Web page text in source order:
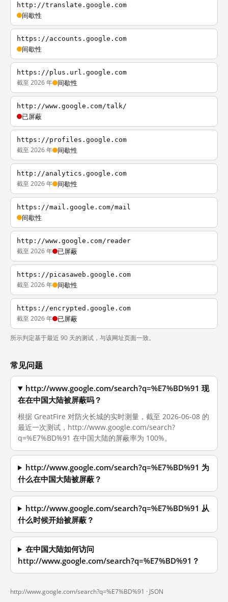
http://translate.google.com
间歇性
https://accounts.google.com
间歇性
https://plus.url.google.com
截至 2026 年 间歇性
http://www.google.com/talk/
已屏蔽
https://profiles.google.com
截至 2026 年 间歇性
http://analytics.google.com
截至 2026 年 间歇性
https://mail.google.com/mail
间歇性
http://www.google.com/reader
截至 2026 年 已屏蔽
https://picasaweb.google.com
截至 2026 年 间歇性
https://encrypted.google.com
截至 2026 年 已屏蔽
所示判定基于最近 90 天的测试，与该网址页面一致。
常见问题
http://www.google.com/search?q=%E7%BD%91 现
在在中国大陆被屏蔽吗？
根据 GreatFire 对防火长城的实时测量，截至 2026-06-08 的
最近一次测试，http://www.google.com/search?
q=%E7%BD%91 在中国大陆的屏蔽率为 100%。
http://www.google.com/search?q=%E7%BD%91 为
什么在中国大陆被屏蔽？
http://www.google.com/search?q=%E7%BD%91 从
什么时候开始被屏蔽？
在中国大陆如何访问
http://www.google.com/search?q=%E7%BD%91？
http://www.google.com/search?q=%E7%BD%91 · JSON